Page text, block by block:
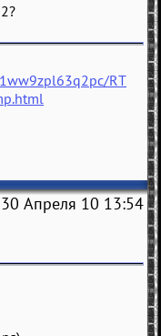
RT
30 Апреля 10 13:54